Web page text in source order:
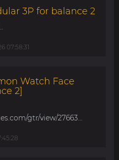
3P for balance 2
07:58:31
Watch Face
2]
gtr/view/27663...